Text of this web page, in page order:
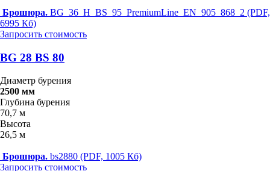
Брошюра. BG_36_H_BS_95_PremiumLine_EN_905_868_2 (PDF,
6995 Кб)
Запросить стоимость
BG 28 BS 80
Диаметр бурения
2500 мм
Глубина бурения
70,7 м
Высота
26,5 м
Брошюра. bs2880 (PDF, 1005 Кб)
Запросить стоимость